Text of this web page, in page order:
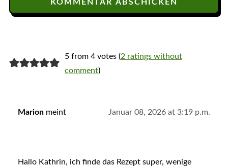
5 from 4 votes (2 ratings without
comment)
Marion meint Januar 08, 2026 at 3:19 p.m.
Hallo Kathrin, ich finde das Rezept super, wenige